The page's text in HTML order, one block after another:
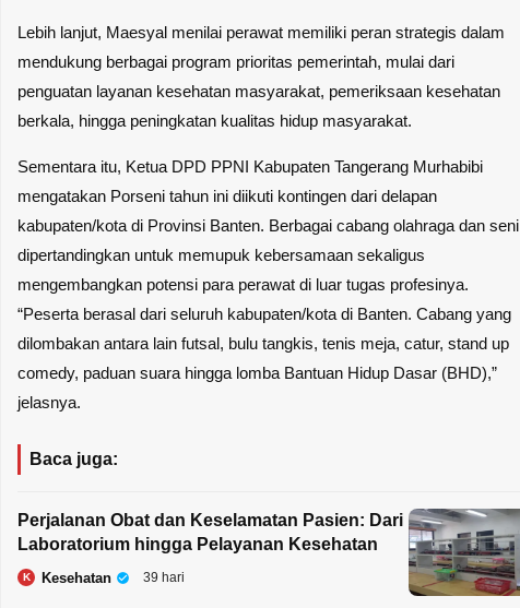
Lebih lanjut, Maesyal menilai perawat memiliki peran strategis dalam
mendukung berbagai program prioritas pemerintah, mulai dari
penguatan layanan kesehatan masyarakat, pemeriksaan kesehatan
berkala, hingga peningkatan kualitas hidup masyarakat.
Sementara itu, Ketua DPD PPNI Kabupaten Tangerang Murhabibi
mengatakan Porseni tahun ini diikuti kontingen dari delapan
kabupaten/kota di Provinsi Banten. Berbagai cabang olahraga dan seni
dipertandingkan untuk memupuk kebersamaan sekaligus
mengembangkan potensi para perawat di luar tugas profesinya.
“Peserta berasal dari seluruh kabupaten/kota di Banten. Cabang yang
dilombakan antara lain futsal, bulu tangkis, tenis meja, catur, stand up
comedy, paduan suara hingga lomba Bantuan Hidup Dasar (BHD),”
jelasnya.
Baca juga:
Perjalanan Obat dan Keselamatan Pasien: Dari
Laboratorium hingga Pelayanan Kesehatan
K Kesehatan 39 hari